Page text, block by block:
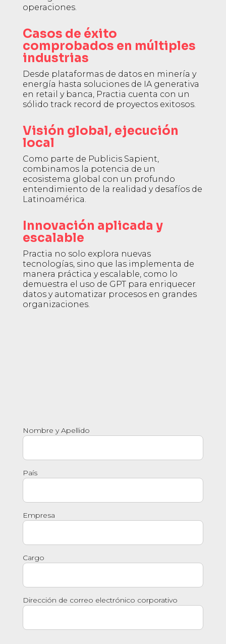
operaciones.
Casos de éxito
comprobados en múltiples
industrias
Desde plataformas de datos en minería y
energía hasta soluciones de IA generativa
en retail y banca, Practia cuenta con un
sólido track record de proyectos exitosos.
Visión global, ejecución
local
Como parte de Publicis Sapient,
combinamos la potencia de un
ecosistema global con un profundo
entendimiento de la realidad y desafíos de
Latinoamérica.
Innovación aplicada y
escalable
Practia no solo explora nuevas
tecnologías, sino que las implementa de
manera práctica y escalable, como lo
demuestra el uso de GPT para enriquecer
datos y automatizar procesos en grandes
organizaciones.
Nombre y Apellido
País
Empresa
Cargo
Dirección de correo electrónico corporativo